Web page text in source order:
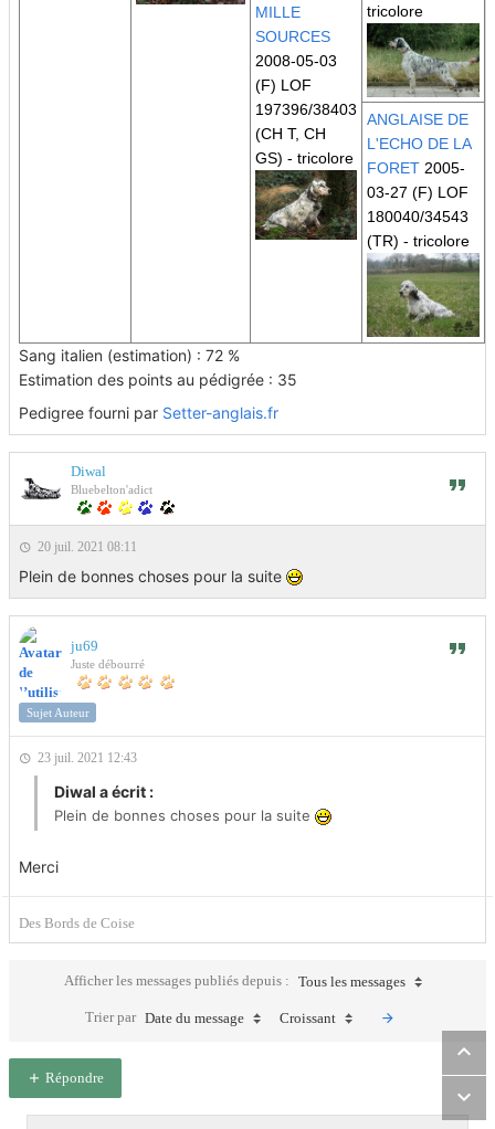
MILLE
SOURCES
2008-05-03
(F) LOF
197396/38403
(CH T, CH
GS) - tricolore
tricolore
ANGLAISE DE
L'ECHO DE LA
FORET 2005-
03-27 (F) LOF
180040/34543
(TR) - tricolore
Sang italien (estimation) : 72 %
Estimation des points au pédigrée : 35
Pedigree fourni par Setter-anglais.fr
Diwal
Bluebelton'adict
20 juil. 2021 08:11
Plein de bonnes choses pour la suite
ju69
Juste débourré
Sujet Auteur
23 juil. 2021 12:43
Diwal a écrit :
Plein de bonnes choses pour la suite
Merci
Des Bords de Coise
Afficher les messages publiés depuis : Tous les messages
Trier par Date du message Croissant
Répondre